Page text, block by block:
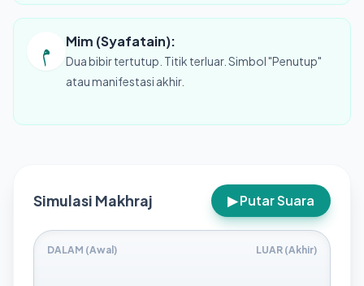
Simulasi Makhraj ▶ Putar Suara
DALAM (Awal) LUAR (Akhir)
م Mim (Syafatain):
Dua bibir tertutup. Titik terluar. Simbol "Penutup"
atau manifestasi akhir.